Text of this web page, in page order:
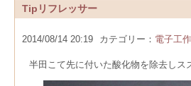
Tipリフレッサー
2014/08/14 20:19 カテゴリー： 電子工作
半田こて先に付いた酸化物を除去し